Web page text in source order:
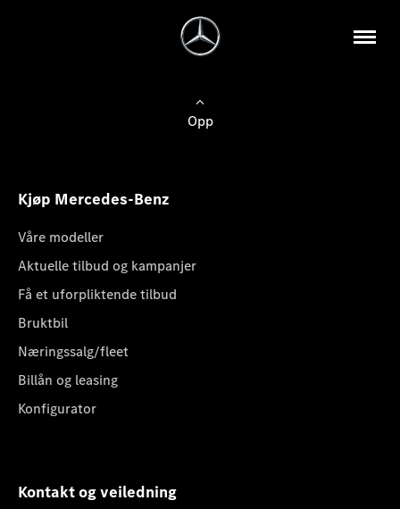
Opp
Kjøp Mercedes-Benz
Våre modeller
Aktuelle tilbud og kampanjer
Få et uforpliktende tilbud
Bruktbil
Næringssalg/fleet
Billån og leasing
Konfigurator
Kontakt og veiledning